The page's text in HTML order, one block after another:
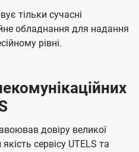
тільки сучасні
обладнання для надання
рівні.
довіру великої
сервісу UTELS та